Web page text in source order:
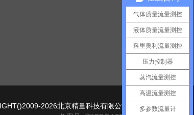
2026北京精量科技有限公司版权所有
气体质量流量测控
液体质量流量测控
科里奥利流量测控
压力控制器
蒸汽流量测控
高温流量测控
多参数流量计